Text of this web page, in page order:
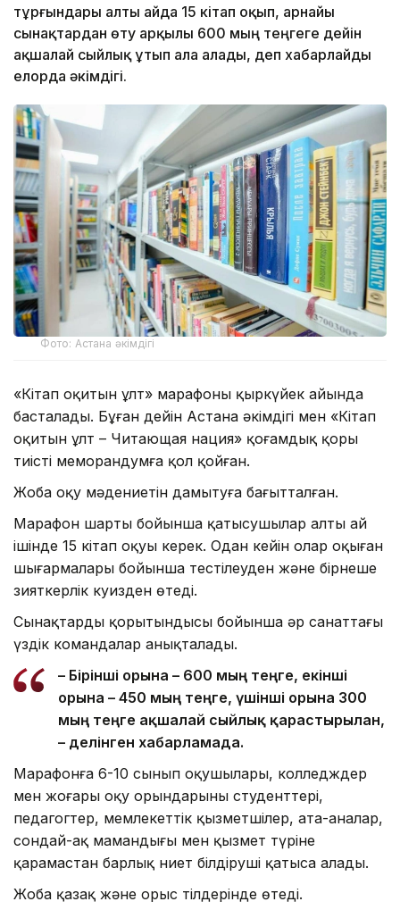
тұрғындары алты айда 15 кітап оқып, арнайы
сынақтардан өту арқылы 600 мың теңгеге дейін
ақшалай сыйлық ұтып ала алады, деп хабарлайды
елорда әкімдігі.
Фото: Астана әкімдігі
«Кітап оқитын ұлт» марафоны қыркүйек айында
басталады. Бұған дейін Астана әкімдігі мен «Кітап
оқитын ұлт – Читающая нация» қоғамдық қоры
тиісті меморандумға қол қойған.
Жоба оқу мәдениетін дамытуға бағытталған.
Марафон шарты бойынша қатысушылар алты ай
ішінде 15 кітап оқуы керек. Одан кейін олар оқыған
шығармалары бойынша тестілеуден және бірнеше
зияткерлік куизден өтеді.
Сынақтардың қорытындысы бойынша әр санаттағы
үздік командалар анықталады.
– Бірінші орынға – 600 мың теңге, екінші
орынға – 450 мың теңге, үшінші орынға 300
мың теңге ақшалай сыйлық қарастырылған,
– делінген хабарламада.
Марафонға 6-10 сынып оқушылары, колледждер
мен жоғары оқу орындарының студенттері,
педагогтер, мемлекеттік қызметшілер, ата-аналар,
сондай-ақ мамандығы мен қызмет түріне
қарамастан барлық ниет білдіруші қатыса алады.
Жоба қазақ және орыс тілдерінде өтеді.